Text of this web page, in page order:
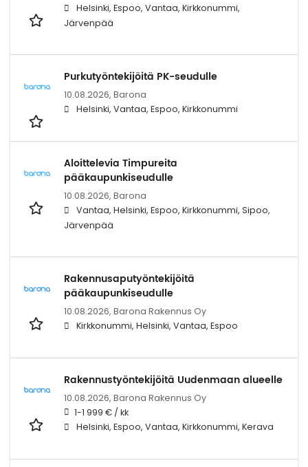
Helsinki, Espoo, Vantaa, Kirkkonummi,
Järvenpää
Purkutyöntekijöitä PK-seudulle
10.08.2026, Barona
Helsinki, Vantaa, Espoo, Kirkkonummi
Aloittelevia Timpureita
pääkaupunkiseudulle
10.08.2026, Barona
Vantaa, Helsinki, Espoo, Kirkkonummi, Sipoo,
Järvenpää
Rakennusaputyöntekijöitä
pääkaupunkiseudulle
10.08.2026, Barona Rakennus Oy
Kirkkonummi, Helsinki, Vantaa, Espoo
Rakennustyöntekijöitä Uudenmaan alueelle
10.08.2026, Barona Rakennus Oy
1-1 999 € / kk
Helsinki, Espoo, Vantaa, Kirkkonummi, Kerava